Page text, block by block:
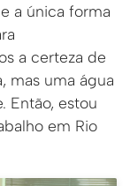
a única forma
a certeza de
mas uma água
Então, estou
em Rio